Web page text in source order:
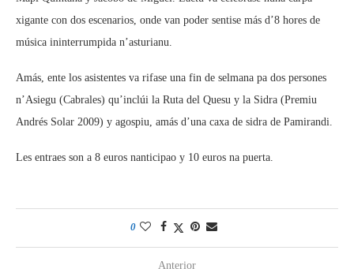
xigante con dos escenarios, onde van poder sentise más d’8 hores de
música ininterrumpida n’asturianu.
Amás, ente los asistentes va rifase una fin de selmana pa dos persones
n’Asiegu (Cabrales) qu’inclúi la Ruta del Quesu y la Sidra (Premiu
Andrés Solar 2009) y agospiu, amás d’una caxa de sidra de Pamirandi.
Les entraes son a 8 euros nanticipao y 10 euros na puerta.
0
Anterior